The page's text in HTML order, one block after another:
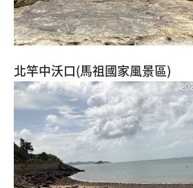
北竿中沃口(馬祖國家風景區)